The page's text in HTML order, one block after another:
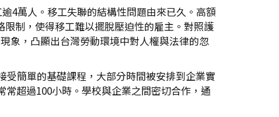
4萬人。移工失聯的結構性問題由來已久。高額
制，使得移工難以擺脫壓迫性的雇主。對照護
象，凸顯出台灣勞動環境中對人權與法律的忽
受簡單的基礎課程，大部分時間被安排到企業實
超過100小時。學校與企業之間密切合作，通